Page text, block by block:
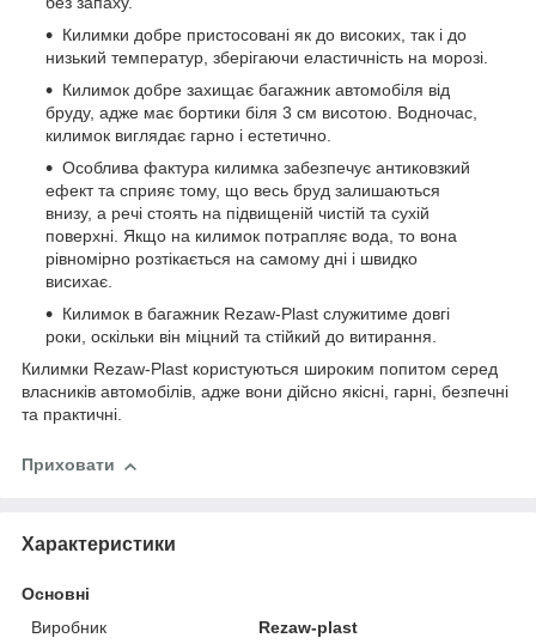
Килимки добре пристосовані як до високих, так і до
низький температур, зберігаючи еластичність на морозі.
Килимок добре захищає багажник автомобіля від
бруду, адже має бортики біля 3 см висотою. Водночас,
килимок виглядає гарно і естетично.
Особлива фактура килимка забезпечує антиковзкий
ефект та сприяє тому, що весь бруд залишаються
внизу, а речі стоять на підвищеній чистій та сухій
поверхні. Якщо на килимок потрапляє вода, то вона
рівномірно розтікається на самому дні і швидко
висихає.
Килимок в багажник Rezaw-Plast служитиме довгі
роки, оскільки він міцний та стійкий до витирання.
Килимки Rezaw-Plast користуються широким попитом серед
власників автомобілів, адже вони дійсно якісні, гарні, безпечні
та практичні.
Приховати
Характеристики
Основні
Виробник
Rezaw-plast